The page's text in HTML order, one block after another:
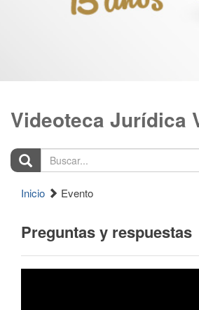
Videoteca Jurídica
Buscar...
Inicio Evento
Preguntas y respuestas